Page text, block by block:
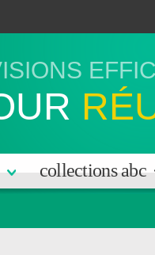
collections abc